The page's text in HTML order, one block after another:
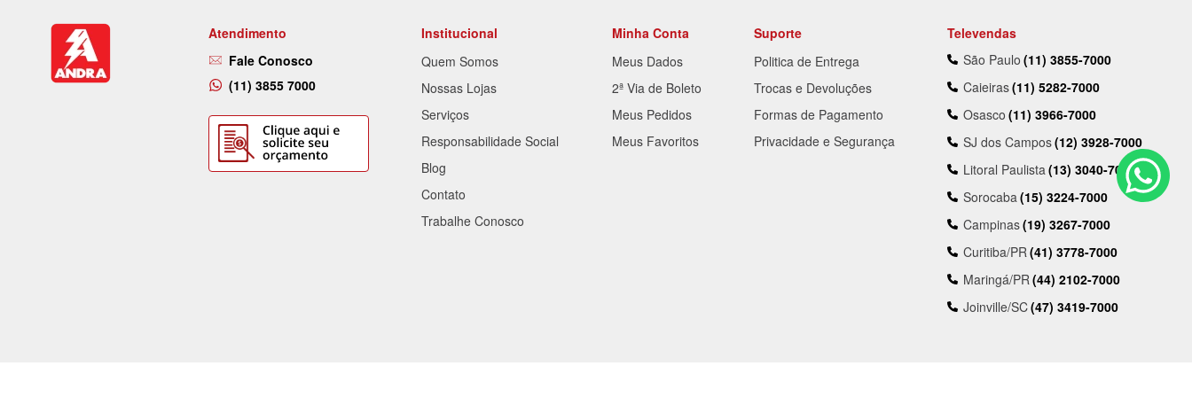
Atendimento
Fale Conosco
(11) 3855 7000
Institucional
Quem Somos
Nossas Lojas
Serviços
Responsabilidade Social
Blog
Contato
Trabalhe Conosco
Minha Conta
Meus Dados
2ª Via de Boleto
Meus Pedidos
Meus Favoritos
Suporte
Politica de Entrega
Trocas e Devoluções
Formas de Pagamento
Privacidade e Segurança
Televendas
São Paulo (11) 3855-7000
Caieiras(11) 5282-7000
Osasco (11) 3966-7000
SJ dos Campos(12) 3928-7000
Litoral Paulista(13) 3040-7000
Sorocaba(15) 3224-7000
Campinas(19) 3267-7000
Curitiba/PR(41) 3778-7000
Maringá/PR(44) 2102-7000
Joinville/SC(47) 3419-7000